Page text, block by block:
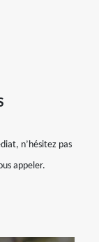
n’hésitez pas
appeler.